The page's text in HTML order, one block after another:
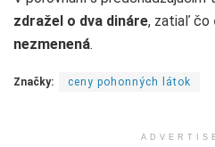
zdražel o dva dináre, zatiaľ čo
nezmenená.
Značky: ceny pohonných látok